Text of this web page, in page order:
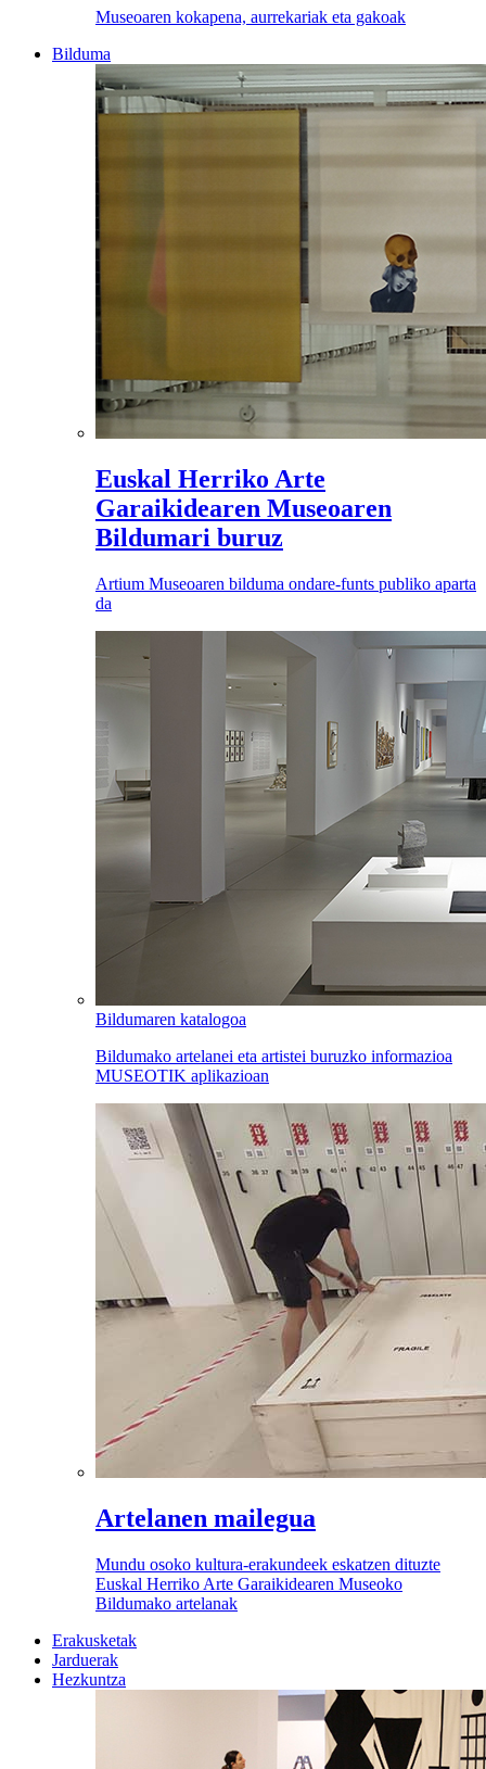
Museoaren kokapena, aurrekariak eta gakoak
Bilduma
Euskal Herriko Arte
Garaikidearen Museoaren
Bildumari buruz
Artium Museoaren bilduma ondare-funts publiko aparta
da
Bildumaren katalogoa
Bildumako artelanei eta artistei buruzko informazioa
MUSEOTIK aplikazioan
Artelanen mailegua
Mundu osoko kultura-erakundeek eskatzen dituzte
Euskal Herriko Arte Garaikidearen Museoko
Bildumako artelanak
Erakusketak
Jarduerak
Hezkuntza